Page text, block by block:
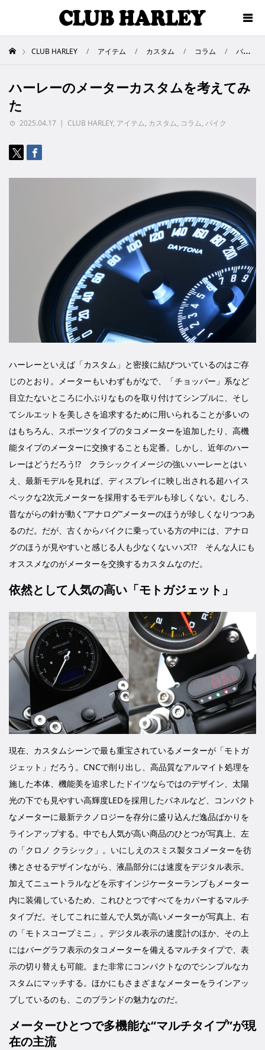
CLUB HARLEY アイテム カスタム コラム バイク
ハーレーのメーターカスタムを考えてみ
た
2025.04.17 CLUB HARLEY, アイテム, カスタム, コラム, バイク
ハーレーといえば「カスタム」と密接に結びついているのはご存
じのとおり。メーターもいわずもがなで、「チョッパー」系など
目立たないところに小ぶりなものを取り付けてシンプルに、そし
てシルエットを美しさを追求するために用いられることが多いの
はもちろん、スポーツタイプのタコメーターを追加したり、高機
能タイプのメーターに交換することも定番。しかし、近年のハー
レーはどうだろう!? クラシックイメージの強いハーレーとはい
え、最新モデルを見れば、ディスプレイに映し出される超ハイス
ペックな2次元メーターを採用するモデルも珍しくない。むしろ、
昔ながらの針が動く“アナログ”メーターのほうが珍しくなりつつあ
るのだ。だが、古くからバイクに乗っている方の中には、アナロ
グのほうが見やすいと感じる人も少なくないハズ!? そんな人にも
オススメなのがメーターを交換するカスタムなのだ。
依然として人気の高い「モトガジェット」
現在、カスタムシーンで最も重宝されているメーターが「モトガ
ジェット」だろう。CNCで削り出し、高品質なアルマイト処理を
施した本体、機能美を追求したドイツならではのデザイン、太陽
光の下でも見やすい高輝度LEDを採用したパネルなど、コンパクト
なメーターに最新テクノロジーを存分に盛り込んだ逸品ばかりを
ラインアップする。中でも人気が高い商品のひとつが写真上、左
の「クロノ クラシック」。いにしえのスミス製タコメーターを彷
彿とさせるデザインながら、液晶部分には速度をデジタル表示。
加えてニュートラルなどを示すインジケーターランプもメーター
内に装備しているため、これひとつですべてをカバーするマルチ
タイプだ。そしてこれに並んで人気が高いメーターが写真上、右
の「モトスコープミニ」。デジタル表示の速度計のほか、その上
にはバーグラフ表示のタコメーターを備えるマルチタイプで、表
示の切り替えも可能。また非常にコンパクトなのでシンプルなカ
スタムにマッチする。ほかにもさまざまなメーターをラインアッ
プしているのも、このブランドの魅力なのだ。
メーターひとつで多機能な“マルチタイプ”が現
在の主流